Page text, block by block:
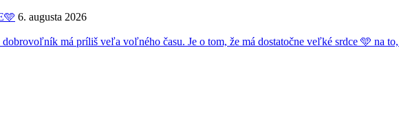
6. augusta 2026
má príliš veľa voľného času. Je o tom, že má dostatočne veľké srdce 🩵 na